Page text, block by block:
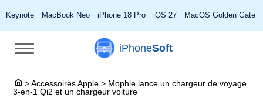
Keynote MacBook Neo iPhone 18 Pro iOS 27 MacOS Golden Gate
iPhoneSoft
> Accessoires Apple > Mophie lance un chargeur de voyage
3-en-1 Qi2 et un chargeur voiture